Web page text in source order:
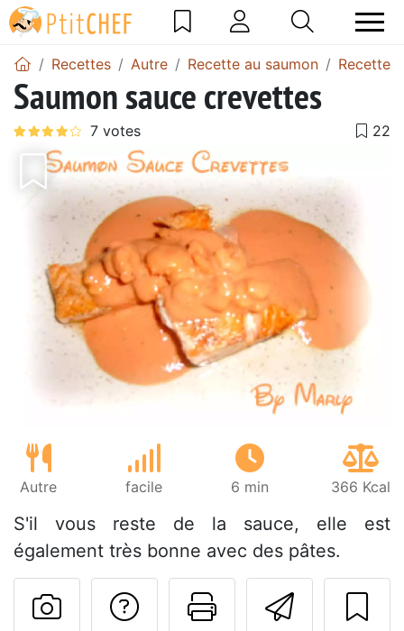
Recettes Autre Recette au saumon Recettes
Saumon sauce crevettes
Autre facile 6 min 366 Kcal
S'il vous reste de la sauce, elle est
également très bonne avec des pâtes.
Imprimer
Poser une